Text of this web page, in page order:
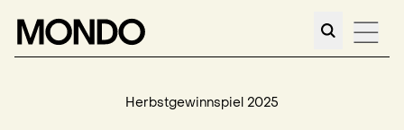
Herbstgewinnspiel 2025